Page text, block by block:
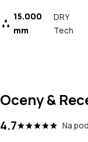
15.000
mm
DRY
Tech
Oceny &
4.7 Na